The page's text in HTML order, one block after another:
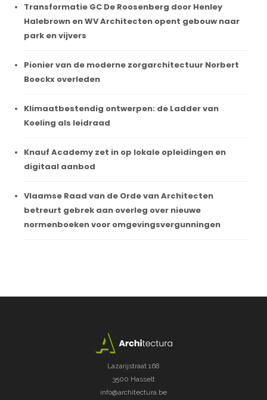
Transformatie GC De Roosenberg door Henley
Halebrown en WV Architecten opent gebouw naar
park en vijvers
Pionier van de moderne zorgarchitectuur Norbert
Boeckx overleden
Klimaatbestendig ontwerpen: de Ladder van
Koeling als leidraad
Knauf Academy zet in op lokale opleidingen en
digitaal aanbod
Vlaamse Raad van de Orde van Architecten
betreurt gebrek aan overleg over nieuwe
normenboeken voor omgevingsvergunningen
Lazarijstraat 168
3500 Hasselt
info@architectura.be